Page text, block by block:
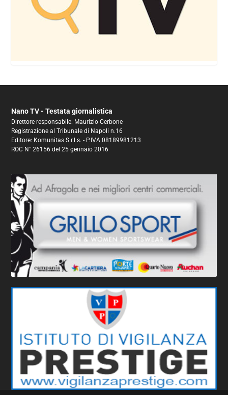
Nano TV - Testata giornalistica
Direttore responsabile: Maurizio Cerbone
Registrazione al Tribunale di Napoli n.16
Editore: Komunitas S.r.l.s. - P.IVA 08189981213
ROC N° 26156 del 25 gennaio 2016